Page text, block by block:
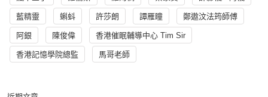
藍精靈 蝌蚪 許莎朗 譚雁瞳 鄭遨汶法筠師傅
阿銀 陳俊偉 香港催眠輔導中心 Tim Sir
香港記憶學院總監 馬哥老師